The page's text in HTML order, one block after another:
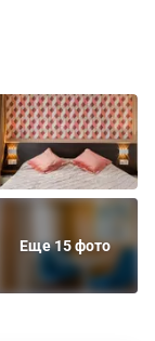
Еще 15 фото